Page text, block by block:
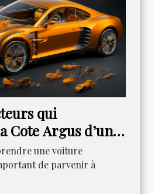
qui
Cote Argus d’un
une voiture
de parvenir à